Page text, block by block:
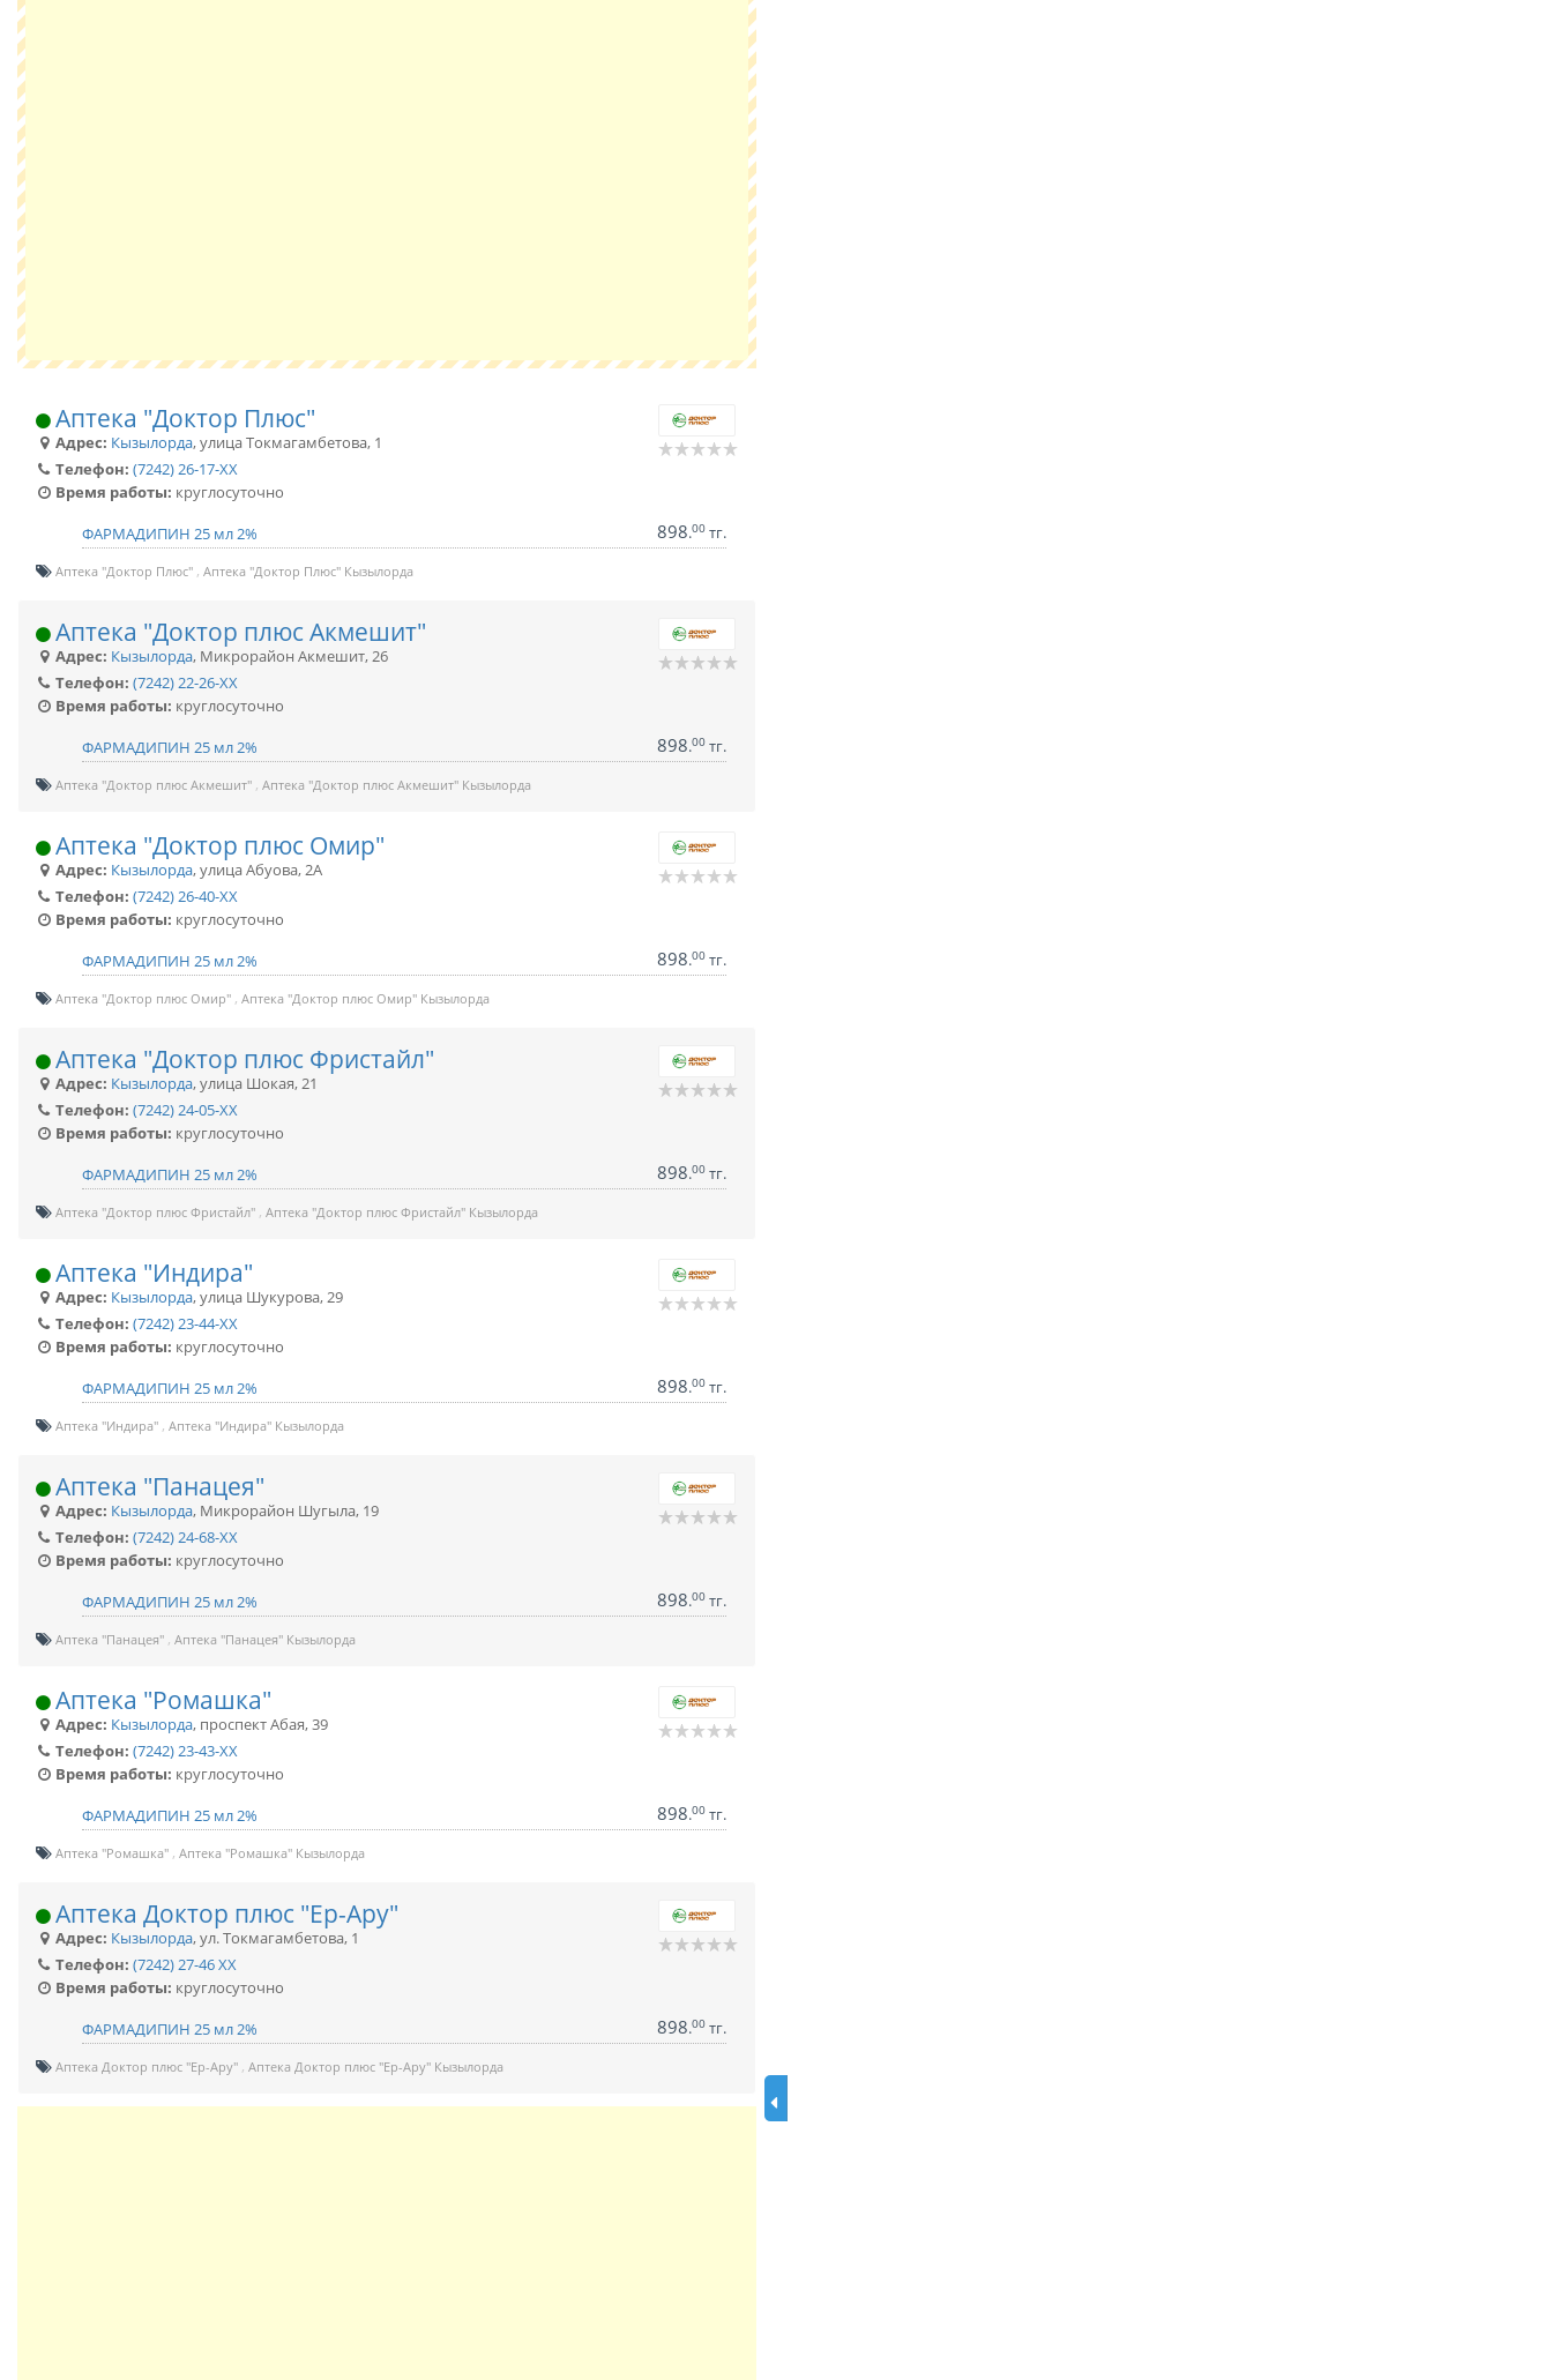
Аптека "Доктор Плюс"
Адрес: Кызылорда,улица Токмагамбетова, 1
Телефон: (7242) 26-17-XX
Время работы: круглосуточно
ФАРМАДИПИН 25 мл 2%
898.00тг.
Аптека "Доктор Плюс" Аптека "Доктор Плюс" Кызылорда
Аптека "Доктор плюс Акмешит"
Адрес: Кызылорда, Микрорайон Акмешит, 26
Телефон: (7242) 22-26-XX
Время работы: круглосуточно
ФАРМАДИПИН 25 мл 2%
898.00тг.
Аптека "Доктор плюс Акмешит" Аптека "Доктор плюс Акмешит" Кызылорда
Аптека "Доктор плюс Омир"
Адрес: Кызылорда,улица Абуова, 2А
Телефон: (7242) 26-40-XX
Время работы: круглосуточно
ФАРМАДИПИН 25 мл 2%
898.00тг.
Аптека "Доктор плюс Омир" Аптека "Доктор плюс Омир" Кызылорда
Аптека "Доктор плюс Фристайл"
Адрес: Кызылорда,улица Шокая, 21
Телефон: (7242) 24-05-XX
Время работы: круглосуточно
ФАРМАДИПИН 25 мл 2%
898.00тг.
Аптека "Доктор плюс Фристайл" Аптека "Доктор плюс Фристайл" Кызылорда
Аптека "Индира"
Адрес: Кызылорда,улица Шукурова, 29
Телефон: (7242) 23-44-XX
Время работы: круглосуточно
ФАРМАДИПИН 25 мл 2%
898.00тг.
Аптека "Индира" Аптека "Индира" Кызылорда
Аптека "Панацея"
Адрес: Кызылорда, Микрорайон Шугыла, 19
Телефон: (7242) 24-68-XX
Время работы: круглосуточно
ФАРМАДИПИН 25 мл 2%
898.00тг.
Аптека "Панацея" Аптека "Панацея" Кызылорда
Аптека "Ромашка"
Адрес: Кызылорда, проспект Абая, 39
Телефон: (7242) 23-43-XX
Время работы: круглосуточно
ФАРМАДИПИН 25 мл 2%
898.00тг.
Аптека "Ромашка" Аптека "Ромашка" Кызылорда
Аптека Доктор плюс "Ер-Ару"
Адрес: Кызылорда,ул. Токмагамбетова, 1
Телефон: (7242) 27-46 XX
Время работы: круглосуточно
ФАРМАДИПИН 25 мл 2%
898.00тг.
Аптека Доктор плюс "Ер-Ару" Аптека Доктор плюс "Ер-Ару" Кызылорда